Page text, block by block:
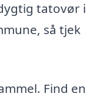
tatovør i
så tjek
Find en